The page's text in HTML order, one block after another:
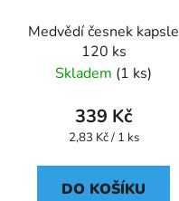
Medvědí česnek kapsle
120 ks
Skladem (1 ks)
339 Kč
Měrná
2,83 Kč / 1 ks
DO KOŠÍKU